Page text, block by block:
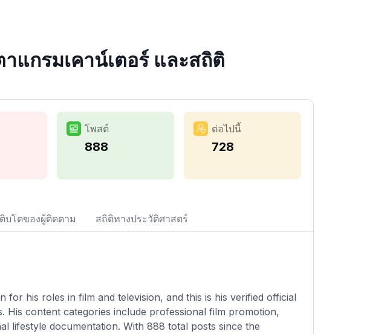
แกรมเคาน์เตอร์ และสถิติ
โพสต์
888
ต่อไปนี้
728
ติบโตของผู้ติดตาม สถิติทางประวัติศาสตร์
his roles in film and television, and this is his verified official
His content categories include professional film promotion,
lifestyle documentation. With 888 total posts since the